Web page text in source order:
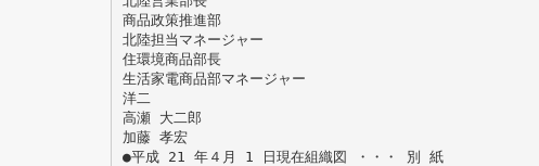
商品政策推進部
北陸担当マネージャー
住環境商品部長
生活家電商品部マネージャー
洋二
高瀬 大二郎
加藤 孝宏
●平成 21 年４月 1 日現在組織図 ・・・ 別 紙